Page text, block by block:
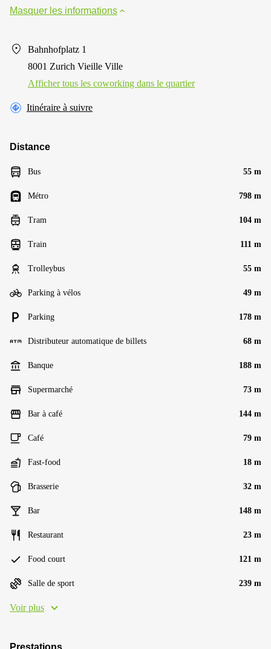
Masquer les informations
Bahnhofplatz 1
8001 Zurich Vieille Ville
Afficher tous les сoworking dans le quartier
Itinéraire à suivre
Distance
Bus 55 m
Métro 798 m
Tram 104 m
Train 111 m
Trolleybus 55 m
Parking à vélos 49 m
Parking 178 m
Distributeur automatique de billets 68 m
Banque 188 m
Supermarché 73 m
Bar à café 144 m
Café 79 m
Fast-food 18 m
Brasserie 32 m
Bar 148 m
Restaurant 23 m
Food court 121 m
Salle de sport 239 m
Voir plus
Prestations